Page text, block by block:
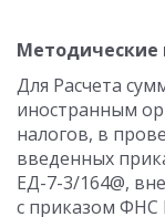
Методические
Для Расчета
иностранным
налогов, в
введенных
ЕД-7-3/164@,
с приказом ФНС